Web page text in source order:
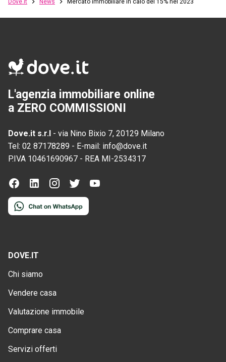
Dove.it News Mercato immobiliare in calo del 15% nel 2023
L'agenzia immobiliare online
a ZERO COMMISSIONI
Dove.it s.r.l - via Nino Bixio 7, 20129 Milano
Tel: 02 87178289 - E-mail: info@dove.it
P.IVA 10461690967 - REA MI-2534317
DOVE.IT
Chi siamo
Vendere casa
Valutazione immobile
Comprare casa
Servizi offerti